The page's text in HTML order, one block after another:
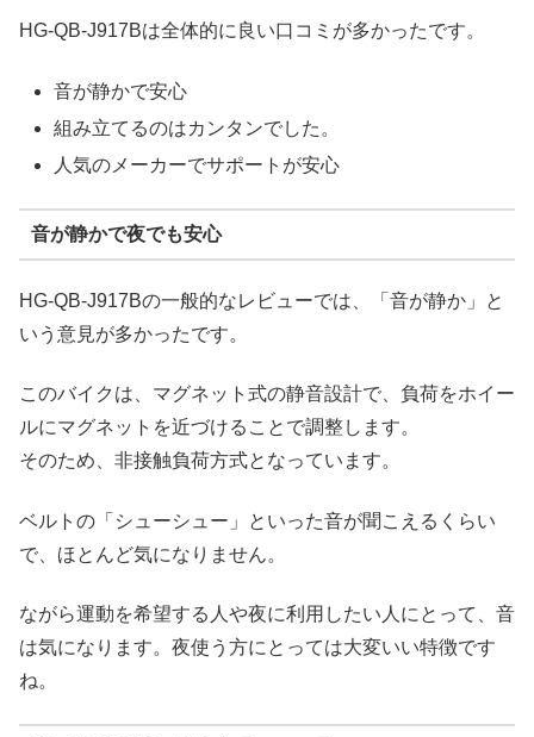
HG-QB-J917Bは全体的に良い口コミが多かったです。
音が静かで安心
組み立てるのはカンタンでした。
人気のメーカーでサポートが安心
音が静かで夜でも安心
HG-QB-J917Bの一般的なレビューでは、「音が静か」と
いう意見が多かったです。
このバイクは、マグネット式の静音設計で、負荷をホイー
ルにマグネットを近づけることで調整します。
そのため、非接触負荷方式となっています。
ベルトの「シューシュー」といった音が聞こえるくらい
で、ほとんど気になりません。
ながら運動を希望する人や夜に利用したい人にとって、音
は気になります。夜使う方にとっては大変いい特徴です
ね。